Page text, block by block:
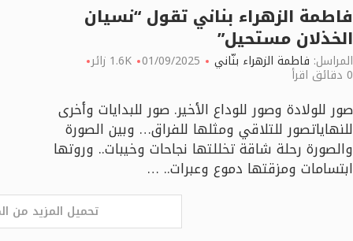
فاطمة الزهراء بناني تقول “نسيان
الخذلان مستحيل”
المراسل: فاطمة الزهراء بنّاني 01/09/2025 1.6K زائر
0 دقائق اقرأ
صور للولادة وصور للوداع الأخير. صور للبدايات وأخرى
للنهاياتصور للتلاقي ومثلها للفراق… وبين الصورة
والصورة رحلة شاقة تخللتها نجاحات وخيبات.. وروتها
ابتسامات ومزقتها دموع وعبرات.. …
تحميل المزيد من